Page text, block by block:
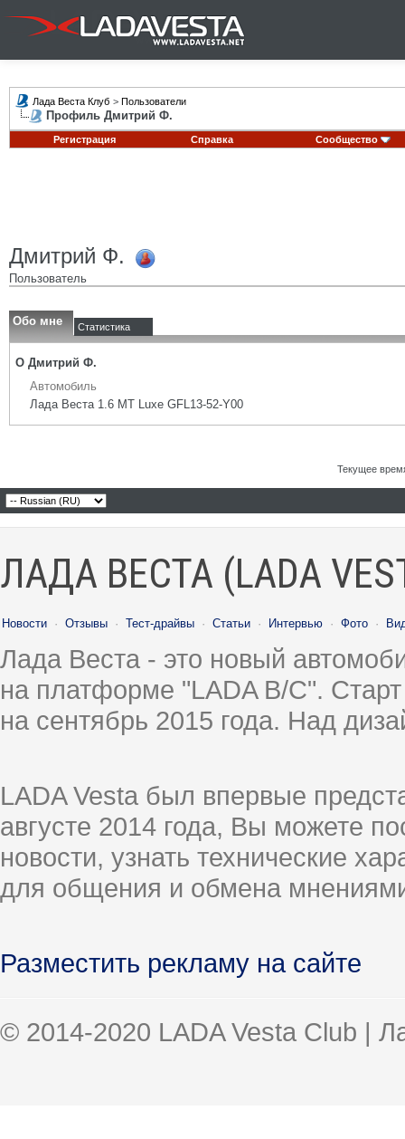
Лада Веста Клуб > Пользователи
Профиль Дмитрий Ф.
Регистрация Справка Сообщество
Дмитрий Ф.
Пользователь
Обо мне Статистика
О Дмитрий Ф.
Автомобиль
Лада Веста 1.6 MT Luxe GFL13-52-Y00
Текущее
ЛАДА ВЕСТА (LADA
Новости · Отзывы · Тест-драйвы · Статьи · Интервью · Фото ·
Лада Веста - это новый
на платформе "LADA B/C".
на сентябрь 2015 года. Над
LADA Vesta был впервые
августе 2014 года, Вы можете
новости, узнать технические
для общения и обмена
Разместить рекламу на сайте
© 2014-2020 LADA Vesta Club |